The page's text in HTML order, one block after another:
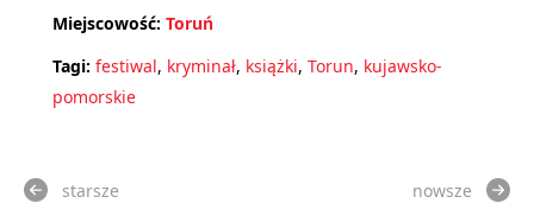
Miejscowość: Toruń
Tagi: festiwal, kryminał, książki, Torun, kujawsko-
pomorskie
starsze nowsze